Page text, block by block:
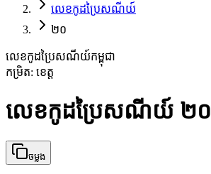
លេខកូដប្រៃសណីយ៍
២០
លេខកូដប្រៃសណីយ៍កម្ពុជា
កម្រិត: ខេត្ត
លេខកូដប្រៃសណីយ៍ ២០
ចម្លង